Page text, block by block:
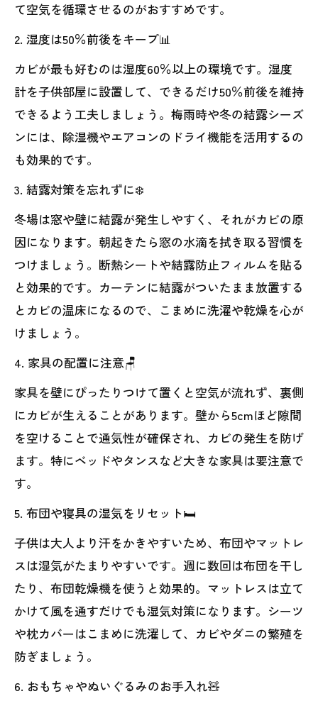
て空気を循環させるのがおすすめです。
2. 湿度は50％前後をキープ📊
カビが最も好むのは湿度60％以上の環境です。湿度
計を子供部屋に設置して、できるだけ50％前後を維持
できるよう工夫しましょう。梅雨時や冬の結露シーズ
ンには、除湿機やエアコンのドライ機能を活用するの
も効果的です。
3. 結露対策を忘れずに❄️
冬場は窓や壁に結露が発生しやすく、それがカビの原
因になります。朝起きたら窓の水滴を拭き取る習慣を
つけましょう。断熱シートや結露防止フィルムを貼る
と効果的です。カーテンに結露がついたまま放置する
とカビの温床になるので、こまめに洗濯や乾燥を心が
けましょう。
4. 家具の配置に注意🪑
家具を壁にぴったりつけて置くと空気が流れず、裏側
にカビが生えることがあります。壁から5cmほど隙間
を空けることで通気性が確保され、カビの発生を防げ
ます。特にベッドやタンスなど大きな家具は要注意で
す。
5. 布団や寝具の湿気をリセット🛏️
子供は大人より汗をかきやすいため、布団やマットレ
スは湿気がたまりやすいです。週に数回は布団を干し
たり、布団乾燥機を使うと効果的。マットレスは立て
かけて風を通すだけでも湿気対策になります。シーツ
や枕カバーはこまめに洗濯して、カビやダニの繁殖を
防ぎましょう。
6. おもちゃやぬいぐるみのお手入れ🧸